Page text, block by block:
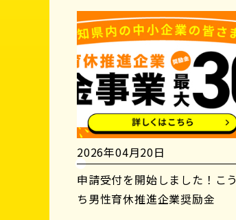
2026年04月20日
申請受付を開始しました！こう
ち男性育休推進企業奨励金